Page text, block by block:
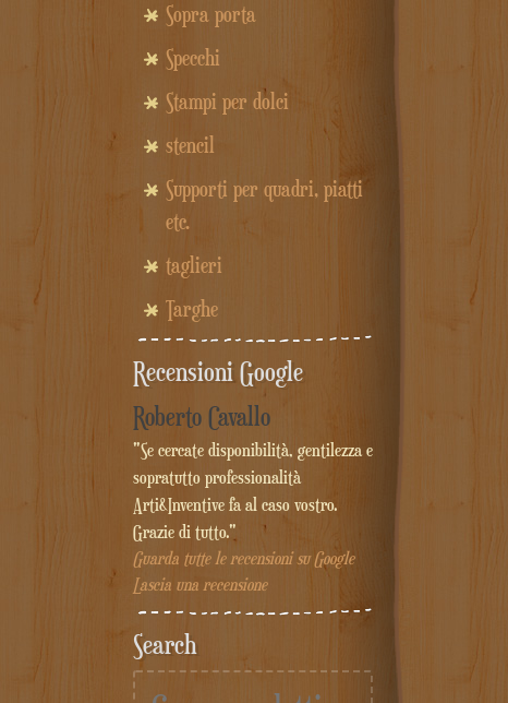
Sopra porta
Specchi
Stampi per dolci
stencil
Supporti per quadri, piatti
etc.
taglieri
Targhe
Recensioni Google
Roberto Cavallo
"Se cercate disponibilità, gentilezza e
sopratutto professionalità
Arti&Inventive fa al caso vostro.
Grazie di tutto."
Guarda tutte le recensioni su Google
Lascia una recensione
Search